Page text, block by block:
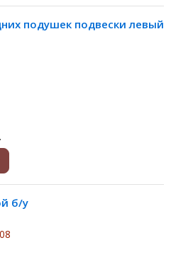
подушек подвески левый
б/у